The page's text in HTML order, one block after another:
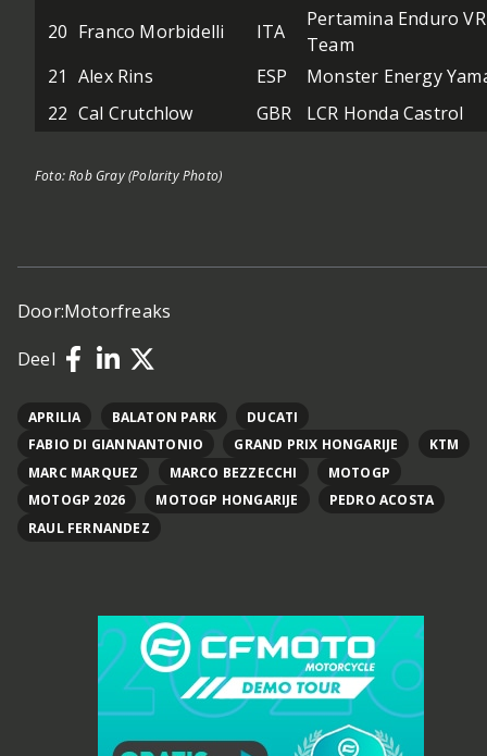
20 Franco Morbidelli ITA
Pertamina Enduro
Team
21 Alex Rins ESP
Monster Energy
22 Cal Crutchlow GBR LCR Honda Castrol
Foto: Rob Gray (Polarity Photo)
Door:Motorfreaks
Deel
APRILIA BALATON PARK
DUCATI
FABIO DI GIANNANTONIO
GRAND PRIX HONGARIJE
KTM
MARC MARQUEZ
MARCO BEZZECCHI
MOTOGP
MOTOGP 2026
MOTOGP HONGARIJE
PEDRO ACOSTA
RAUL FERNANDEZ